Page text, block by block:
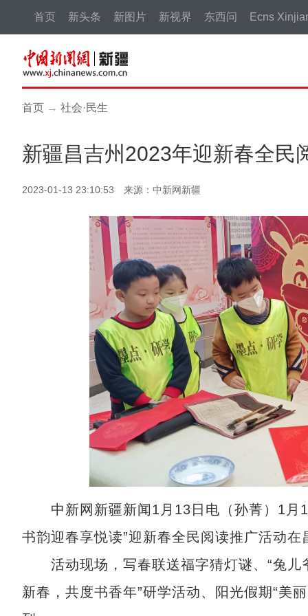
首页 新头条 新图片 新视界 东西问 Ecns
首页 → 社会·民生
新疆昌吉州2023年迎新春全民
2023-01-13 23:10:53 来源：中新网新疆
中新网新疆新闻1月13日电（孙菁）1月
书韵迎春享悦读”迎新春全民阅读推广活动
活动现场，写春联送福字猜灯谜、“兔儿
新春，共度书香年”研学活动、阳光假期“美